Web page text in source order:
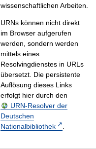
wissenschaftlichen Arbeiten.
URNs können nicht direkt
im Browser aufgerufen
werden, sondern werden
mittels eines
Resolvingdienstes in URLs
übersetzt. Die persistente
Auflösung dieses Links
erfolgt hier durch den
URN-Resolver der
Deutschen
Nationalbibliothek
.